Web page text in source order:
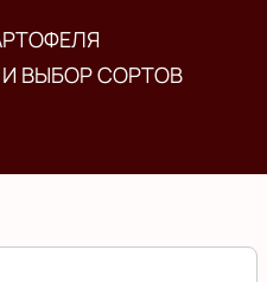
ВЫБОР СОРТОВ